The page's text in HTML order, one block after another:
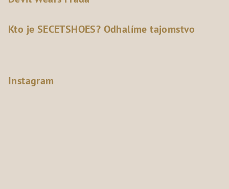
Kto je SECETSHOES? Odhalíme tajomstvo
Instagram